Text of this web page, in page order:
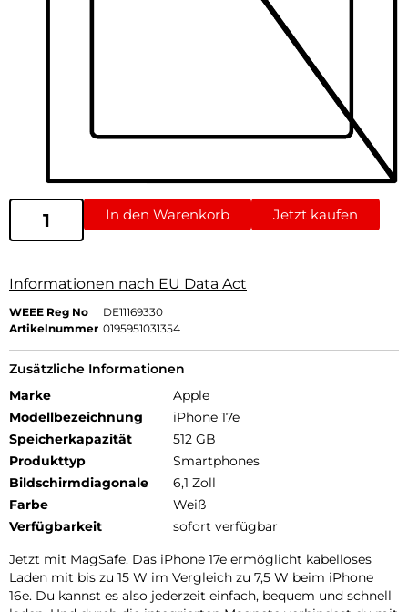
In den Warenkorb Jetzt kaufen
Informationen nach EU Data Act
WEEE Reg No
DE11169330
Artikelnummer 0195951031354
Zusätzliche Informationen
Marke
Apple
Modellbezeichnung
iPhone 17e
Speicherkapazität
512 GB
Produkttyp
Smartphones
Bildschirmdiagonale
6,1 Zoll
Farbe
Weiß
Verfügbarkeit
sofort verfügbar
Jetzt mit MagSafe. Das iPhone 17e ermög­licht kabel­loses
Laden mit bis zu 15 W im Vergleich zu 7,5 W beim iPhone
16e. Du kannst es also jeder­zeit ein­fach, bequem und schnell